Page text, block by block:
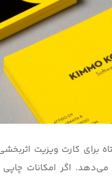
برای کارت ویزیت
می‌دهد. اگر امکانات چاپی